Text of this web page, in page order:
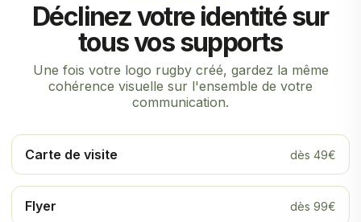
Déclinez votre identité sur
tous vos supports
Une fois votre logo rugby créé, gardez la même
cohérence visuelle sur l'ensemble de votre
communication.
Carte de visite dès 49€
Flyer dès 99€